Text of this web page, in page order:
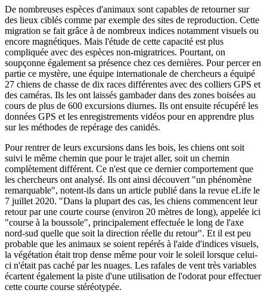
De nombreuses espèces d'animaux sont capables de retourner sur
des lieux ciblés comme par exemple des sites de reproduction. Cette
migration se fait grâce à de nombreux indices notamment visuels ou
encore magnétiques. Mais l'étude de cette capacité est plus
compliquée avec des espèces non-migratrices. Pourtant, on
soupçonne également sa présence chez ces dernières. Pour percer en
partie ce mystère, une équipe internationale de chercheurs a équipé
27 chiens de chasse de dix races différentes avec des colliers GPS et
des caméras. Ils les ont laissés gambader dans des zones boisées au
cours de plus de 600 excursions diurnes. Ils ont ensuite récupéré les
données GPS et les enregistrements vidéos pour en apprendre plus
sur les méthodes de repérage des canidés.
Pour rentrer de leurs excursions dans les bois, les chiens ont soit
suivi le même chemin que pour le trajet aller, soit un chemin
complètement différent. Ce n'est que ce dernier comportement que
les chercheurs ont analysé. Ils ont ainsi découvert "un phénomène
remarquable", notent-ils dans un article publié dans la revue eLife le
7 juillet 2020. "Dans la plupart des cas, les chiens commencent leur
retour par une courte course (environ 20 mètres de long), appelée ici
"course à la boussole", principalement effectuée le long de l'axe
nord-sud quelle que soit la direction réelle du retour". Et il est peu
probable que les animaux se soient repérés à l'aide d'indices visuels,
la végétation était trop dense même pour voir le soleil lorsque celui-
ci n'était pas caché par les nuages. Les rafales de vent très variables
écartent également la piste d'une utilisation de l'odorat pour effectuer
cette courte course stéréotypée.